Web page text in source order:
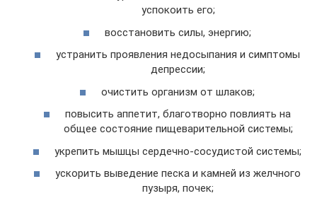
успокоить его;
восстановить силы, энергию;
устранить проявления недосыпания и симптомы
депрессии;
очистить организм от шлаков;
повысить аппетит, благотворно повлиять на
общее состояние пищеварительной системы;
укрепить мышцы сердечно-сосудистой системы;
ускорить выведение песка и камней из желчного
пузыря, почек;